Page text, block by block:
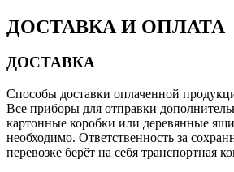
ДОСТАВКА И ОПЛАТА
ДОСТАВКА
Способы доставки оплаченной
Все приборы для отправки
картонные коробки или деревянные
необходимо. Ответственность за
перевозке берёт на себя транспортная